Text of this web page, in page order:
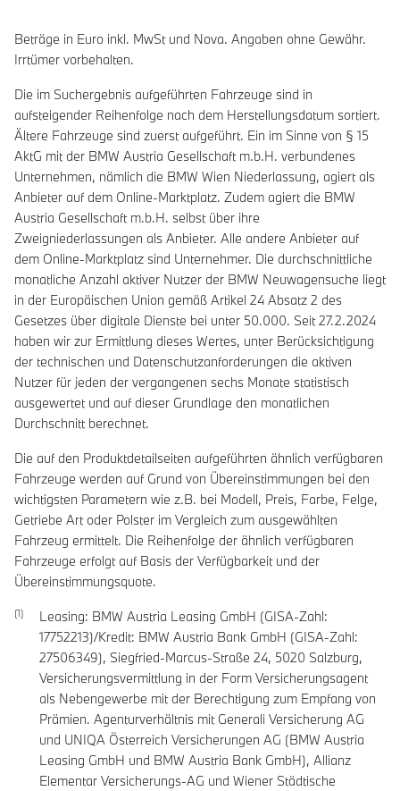
Beträge in Euro inkl. MwSt und Nova. Angaben ohne Gewähr.
Irrtümer vorbehalten.
Die im Suchergebnis aufgeführten Fahrzeuge sind in
aufsteigender Reihenfolge nach dem Herstellungsdatum sortiert.
Ältere Fahrzeuge sind zuerst aufgeführt. Ein im Sinne von § 15
AktG mit der BMW Austria Gesellschaft m.b.H. verbundenes
Unternehmen, nämlich die BMW Wien Niederlassung, agiert als
Anbieter auf dem Online-Marktplatz. Zudem agiert die BMW
Austria Gesellschaft m.b.H. selbst über ihre
Zweigniederlassungen als Anbieter. Alle andere Anbieter auf
dem Online-Marktplatz sind Unternehmer. Die durchschnittliche
monatliche Anzahl aktiver Nutzer der BMW Neuwagensuche liegt
in der Europäischen Union gemäß Artikel 24 Absatz 2 des
Gesetzes über digitale Dienste bei unter 50.000. Seit 27.2.2024
haben wir zur Ermittlung dieses Wertes, unter Berücksichtigung
der technischen und Datenschutzanforderungen die aktiven
Nutzer für jeden der vergangenen sechs Monate statistisch
ausgewertet und auf dieser Grundlage den monatlichen
Durchschnitt berechnet.
Die auf den Produktdetailseiten aufgeführten ähnlich verfügbaren
Fahrzeuge werden auf Grund von Übereinstimmungen bei den
wichtigsten Parametern wie z.B. bei Modell, Preis, Farbe, Felge,
Getriebe Art oder Polster im Vergleich zum ausgewählten
Fahrzeug ermittelt. Die Reihenfolge der ähnlich verfügbaren
Fahrzeuge erfolgt auf Basis der Verfügbarkeit und der
Übereinstimmungsquote.
Leasing: BMW Austria Leasing GmbH (GISA-Zahl:
17752213)/Kredit: BMW Austria Bank GmbH (GISA-Zahl:
27506349), Siegfried-Marcus-Straße 24, 5020 Salzburg,
Versicherungsvermittlung in der Form Versicherungsagent
als Nebengewerbe mit der Berechtigung zum Empfang von
Prämien. Agenturverhältnis mit Generali Versicherung AG
und UNIQA Österreich Versicherungen AG (BMW Austria
Leasing GmbH und BMW Austria Bank GmbH), Allianz
Elementar Versicherungs-AG und Wiener Städtische